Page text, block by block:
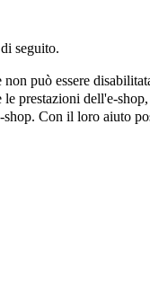
seguito.
non può essere
prestazioni dell'e-
Con il loro aiuto